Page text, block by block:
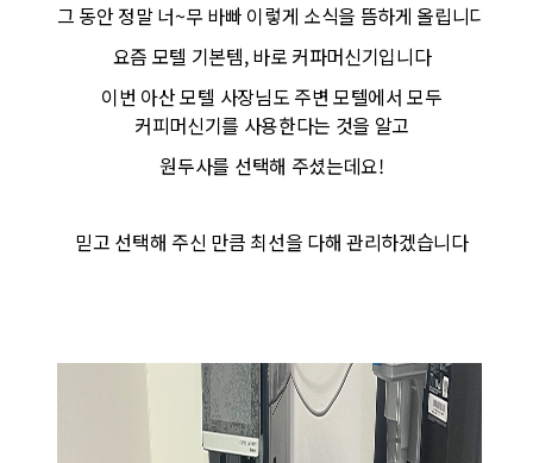
그 동안 정말 너~무 바빠 이렇게 소식을 뜸하게 올립니다
요즘 모텔 기본템, 바로 커파머신기입니다
이번 아산 모텔 사장님도 주변 모텔에서 모두
커피머신기를 사용한다는 것을 알고
원두사를 선택해 주셨는데요!
믿고 선택해 주신 만큼 최선을 다해 관리하겠습니다